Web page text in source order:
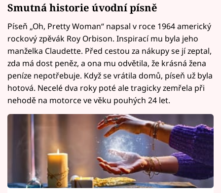
Smutná historie úvodní písně
Píseň „Oh, Pretty Woman“ napsal v roce 1964 americký
rockový zpěvák Roy Orbison. Inspirací mu byla jeho
manželka Claudette. Před cestou za nákupy se jí zeptal,
zda má dost peněz, a ona mu odvětila, že krásná žena
peníze nepotřebuje. Když se vrátila domů, píseň už byla
hotová. Necelé dva roky poté ale tragicky zemřela při
nehodě na motorce ve věku pouhých 24 let.